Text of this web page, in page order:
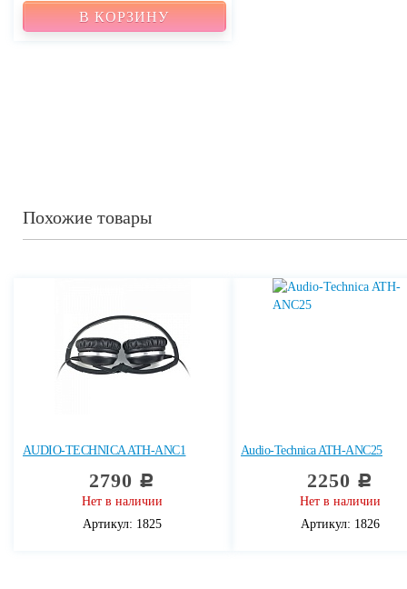
В КОРЗИНУ
Похожие товары
AUDIO-TECHNICA ATH-ANC1
2790 c
Нет в наличии
Артикул: 1825
Audio-Technica ATH-ANC25
2250 c
Нет в наличии
Артикул: 1826